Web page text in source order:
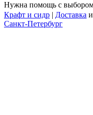
Нужна помощь с
Крафт и сидр | Доставка и
Санкт-Петербург